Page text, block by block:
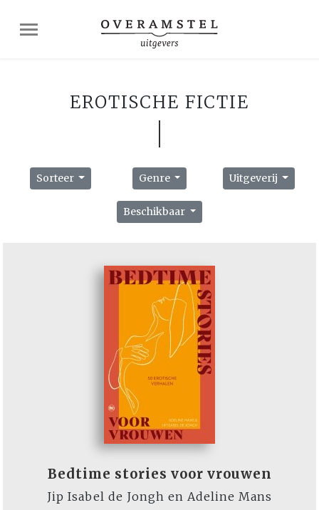
EROTISCHE FICTIE
Sorteer Genre Uitgeverij
Beschikbaar
Bedtime stories voor vrouwen
Jip Isabel de Jongh en Adeline Mans